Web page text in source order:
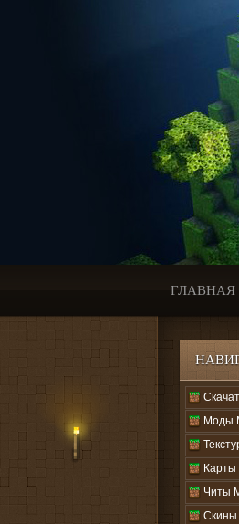
ГЛАВНАЯ
Моды
Карты
Читы
Скины